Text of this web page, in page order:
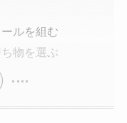
ルを組む
物を選ぶ